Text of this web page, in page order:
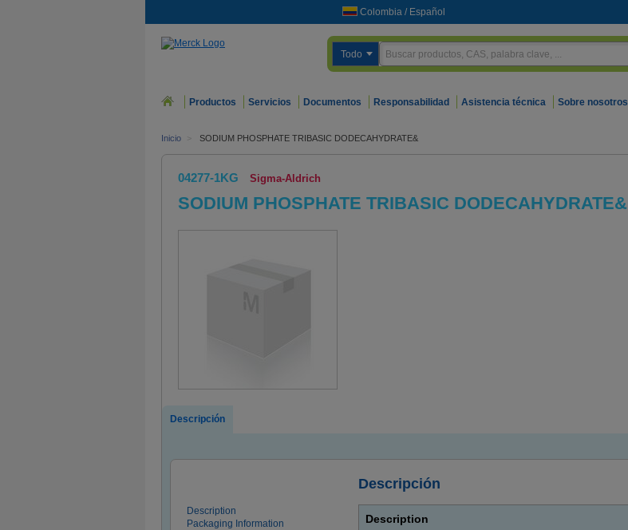
Colombia / Español
Todo
Productos Servicios Documentos Responsabilidad Asistencia técnica Sobre nosotros
Inicio > SODIUM PHOSPHATE TRIBASIC DODECAHYDRATE&
04277-1KG Sigma-Aldrich
SODIUM PHOSPHATE TRIBASIC DODECAHYDRATE&
Descripción
Descripción
Description
Packaging Information
Description